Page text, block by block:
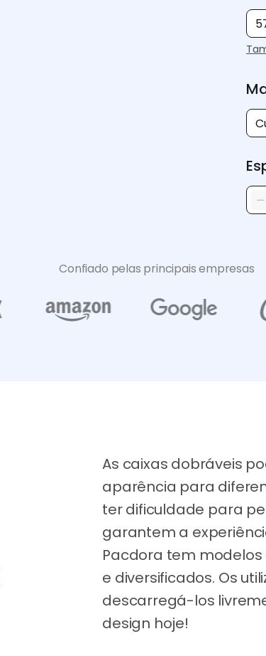
Confiado pelas principais empresas
As caixas dobráveis
aparência para
ter dificuldade para
garantem a
Pacdora tem
e diversificados. Os
descarregá-los
design hoje!